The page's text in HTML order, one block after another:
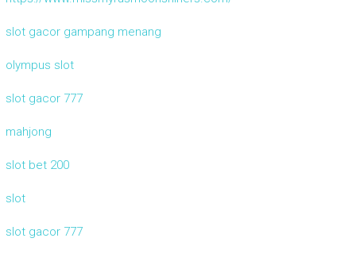
slot gacor gampang menang
olympus slot
slot gacor 777
mahjong
slot bet 200
slot
slot gacor 777